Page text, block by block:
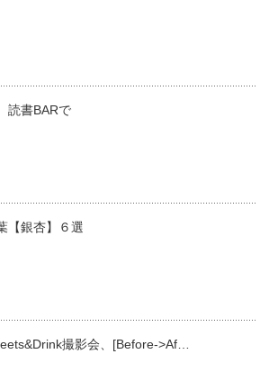
読書BARで
【銀杏】６選
撮影会、[Before->Af…